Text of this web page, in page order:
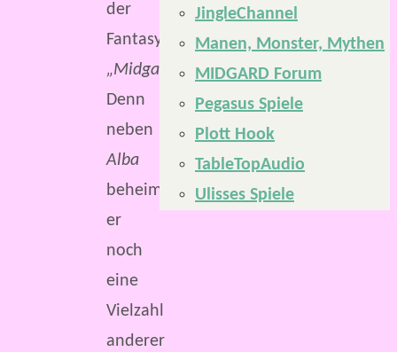
der
Fantasywelt
„Midgard“.
Denn
neben
Alba
beheimatet
er
noch
eine
Vielzahl
anderer
JingleChannel
Manen, Monster, Mythen
MIDGARD Forum
Pegasus Spiele
Plott Hook
TableTopAudio
Ulisses Spiele